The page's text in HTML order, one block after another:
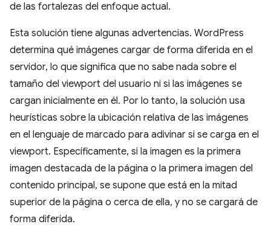
de las fortalezas del enfoque actual.
Esta solución tiene algunas advertencias. WordPress
determina qué imágenes cargar de forma diferida en el
servidor, lo que significa que no sabe nada sobre el
tamaño del viewport del usuario ni si las imágenes se
cargan inicialmente en él. Por lo tanto, la solución usa
heurísticas sobre la ubicación relativa de las imágenes
en el lenguaje de marcado para adivinar si se carga en el
viewport. Específicamente, si la imagen es la primera
imagen destacada de la página o la primera imagen del
contenido principal, se supone que está en la mitad
superior de la página o cerca de ella, y no se cargará de
forma diferida.